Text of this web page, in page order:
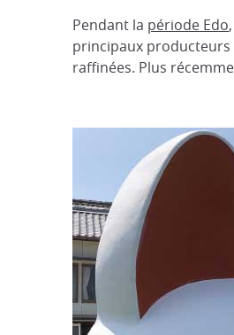
Pendant la période Edo
principaux producteurs
raffinées. Plus